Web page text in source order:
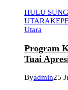
HULU
UTARA
Utara
Program
Tuai
Byadmin25